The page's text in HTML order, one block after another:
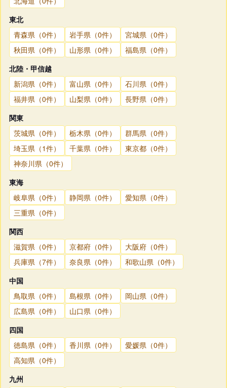
東北
青森県（0件）
岩手県（0件）
宮城県（0件）
秋田県（0件）
山形県（0件）
福島県（0件）
北陸・甲信越
新潟県（0件）
富山県（0件）
石川県（0件）
福井県（0件）
山梨県（0件）
長野県（0件）
関東
茨城県（0件）
栃木県（0件）
群馬県（0件）
埼玉県（1件）
千葉県（0件）
東京都（0件）
神奈川県（0件）
東海
岐阜県（0件）
静岡県（0件）
愛知県（0件）
三重県（0件）
関西
滋賀県（0件）
京都府（0件）
大阪府（0件）
兵庫県（7件）
奈良県（0件）
和歌山県（0件）
中国
鳥取県（0件）
島根県（0件）
岡山県（0件）
広島県（0件）
山口県（0件）
四国
徳島県（0件）
香川県（0件）
愛媛県（0件）
高知県（0件）
九州